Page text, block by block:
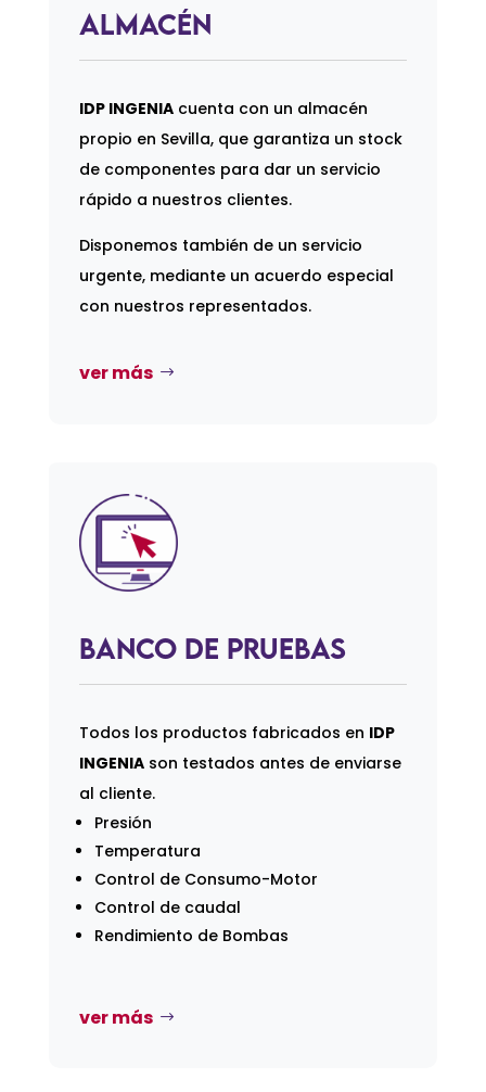
Almacén
IDP INGENIA cuenta con un almacén
propio en Sevilla, que garantiza un stock
de componentes para dar un servicio
rápido a nuestros clientes.
Disponemos también de un servicio
urgente, mediante un acuerdo especial
con nuestros representados.
ver más
Banco de Pruebas
Todos los productos fabricados en IDP
INGENIA son testados antes de enviarse
al cliente.
Presión
Temperatura
Control de Consumo-Motor
Control de caudal
Rendimiento de Bombas
ver más